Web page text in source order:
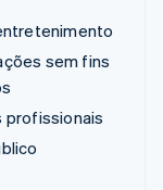
sem fins
profissionais